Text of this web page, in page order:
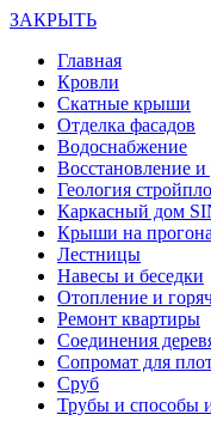
ЗАКРЫТЬ
Главная
Кровли
Скатные крыши
Отделка фасадов
Водоснабжение
Восстановление
Геология
Каркасный дом
Крыши на
Лестницы
Навесы и беседки
Отопление и
Ремонт квартиры
Соединения
Сопромат для
Сруб
Трубы и способы